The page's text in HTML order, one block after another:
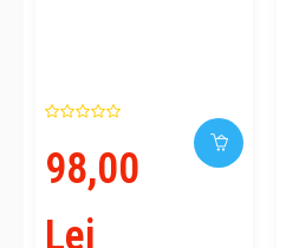
98,00
Lei